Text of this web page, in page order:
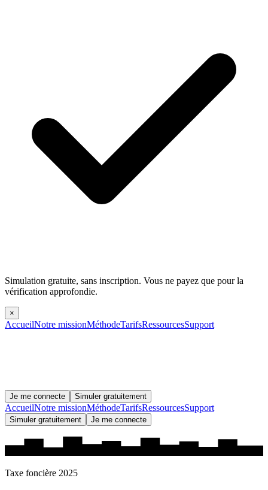
Simulation gratuite, sans inscription. Vous ne payez que pour la
vérification approfondie.
×
AccueilNotre missionMéthodeTarifsRessourcesSupport
Je me connecte Simuler gratuitement
AccueilNotre missionMéthodeTarifsRessourcesSupport
Simuler gratuitement Je me connecte
Taxe foncière 2025